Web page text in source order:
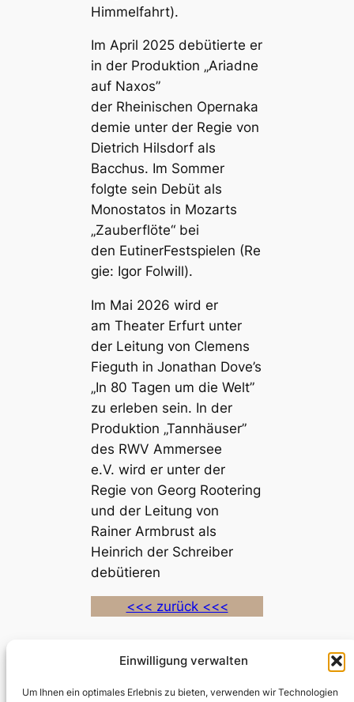
Einwilligung verwalten
Um Ihnen ein optimales Erlebnis zu bieten, verwenden wir Technologien
Himmelfahrt).
Im April 2025 debütierte er
in der Produktion „Ariadne
auf Naxos”
der Rheinischen Opernaka
demie unter der Regie von
Dietrich Hilsdorf als
Bacchus. Im Sommer
folgte sein Debüt als
Monostatos in Mozarts
„Zauberflöte“ bei
den EutinerFestspielen (Re
gie: Igor Folwill).
Im Mai 2026 wird er
amTheater Erfurt unter
der Leitung von Clemens
Fieguth in Jonathan Dove’s
„In 80 Tagen um die Welt”
zu erleben sein. In der
Produktion „Tannhäuser”
des RWV Ammersee
e.V. wird er unter der
Regie von Georg Rootering
und der Leitung von
Rainer Armbrust als
Heinrich der Schreiber
debütieren
<<< zurück <<<
Die Meistersinger in Minden